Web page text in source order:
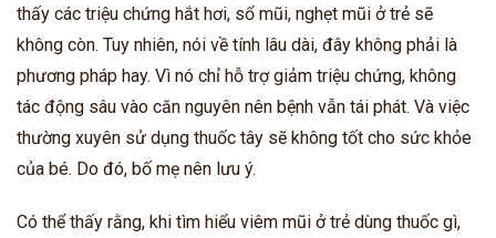
thấy các triệu chứng hắt hơi, sổ mũi, nghẹt mũi ở trẻ sẽ
không còn. Tuy nhiên, nói về tính lâu dài, đây không phải là
phương pháp hay. Vì nó chỉ hỗ trợ giảm triệu chứng, không
tác động sâu vào căn nguyên nên bệnh vẫn tái phát. Và việc
thường xuyên sử dụng thuốc tây sẽ không tốt cho sức khỏe
của bé. Do đó, bố mẹ nên lưu ý.
Có thể thấy rằng, khi tìm hiểu viêm mũi ở trẻ dùng thuốc gì,